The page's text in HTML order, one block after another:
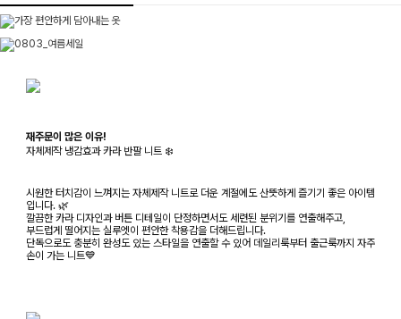
재주문이 많은 이유!
자체제작 냉감효과 카라 반팔 니트 ❄️
시원한 터치감이 느껴지는 자체제작 니트로 더운 계절에도 산뜻하게 즐기기 좋은 아이템
입니다. 🌿
깔끔한 카라 디자인과 버튼 디테일이 단정하면서도 세련된 분위기를 연출해주고,
부드럽게 떨어지는 실루엣이 편안한 착용감을 더해드립니다.
단독으로도 충분히 완성도 있는 스타일을 연출할 수 있어 데일리룩부터 출근룩까지 자주
손이 가는 니트💙